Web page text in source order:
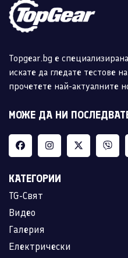
Topgear.bg е
искате да гледате тестове
прочетете най-актуалните
МОЖЕ ДА НИ
КАТЕГОРИИ
TG-Свят
Видео
Галерия
Електрически